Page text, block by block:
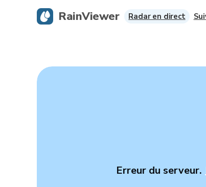
Erreur du serveur.
RainViewer Radar en direct